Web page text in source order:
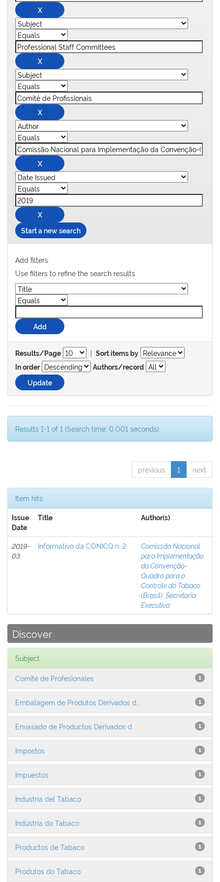
Start a new search
Add filters:
Use filters to refine the search results.
Results/Page | Sort items by
In order
Authors/record
Results 1-1 of 1 (Search time: 0.001 seconds).
previous 1 next
Item hits:
Issue
Date
Title Author(s)
2019-
03
Informativo da CONICQ n. 2
Comissão Nacional
para Implementação
da Convenção-
Quadro para o
Controle do Tabaco
(Brasil). Secretaria
Executiva
Discover
Subject
1
Comité de Profesionales
1
Embalagem de Produtos Derivados d...
1
Envasado de Productos Derivados d...
1
Impostos
1
Impuestos
1
Industria del Tabaco
1
Indústria do Tabaco
1
Productos de Tabaco
1
Produtos do Tabaco